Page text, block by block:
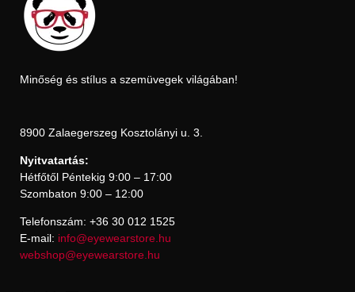
Minőség és stílus a szemüvegek világában!
8900 Zalaegerszeg Kosztolányi u. 3.
Nyitvatartás:
Hétfőtől Péntekig 9:00 – 17:00
Szombaton 9:00 – 12:00
Telefonszám: +36 30 012 1525
E-mail: info@eyewearstore.hu
webshop@eyewearstore.hu